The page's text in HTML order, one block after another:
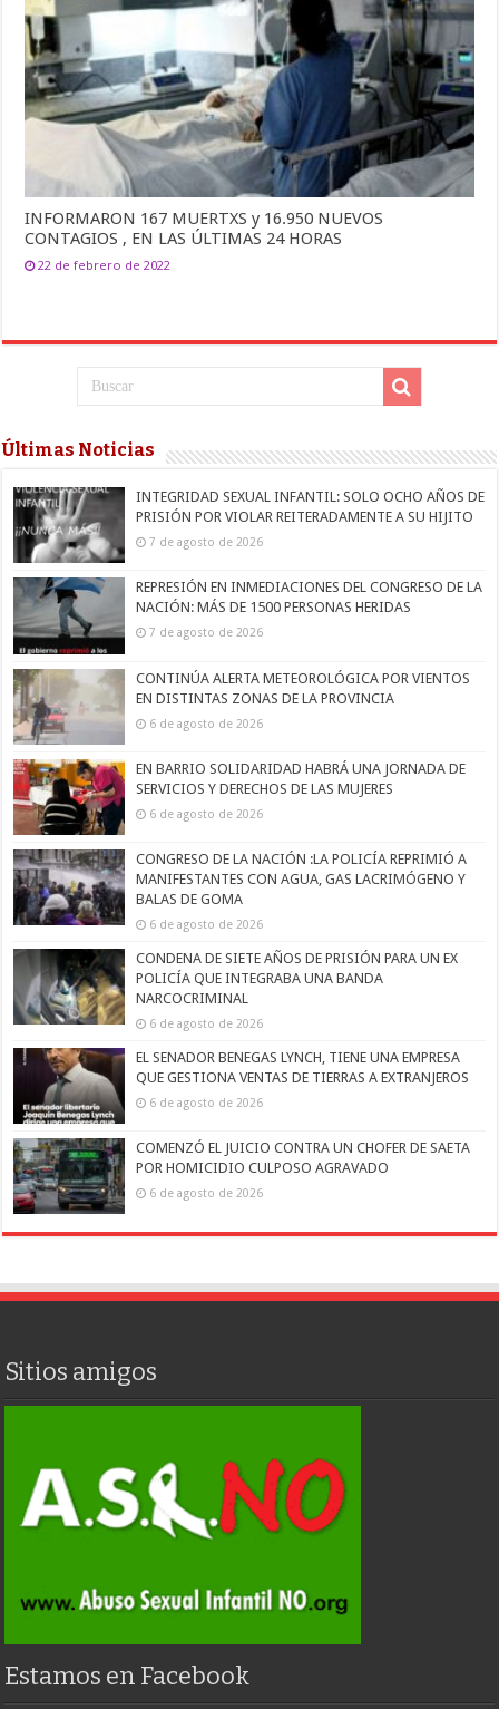
INFORMARON 167 MUERTXS y 16.950 NUEVOS
CONTAGIOS , EN LAS ÚLTIMAS 24 HORAS
22 de febrero de 2022
Últimas Noticias
INTEGRIDAD SEXUAL INFANTIL: SOLO OCHO AÑOS DE
PRISIÓN POR VIOLAR REITERADAMENTE A SU HIJITO
7 de agosto de 2026
REPRESIÓN EN INMEDIACIONES DEL CONGRESO DE LA
NACIÓN: MÁS DE 1500 PERSONAS HERIDAS
7 de agosto de 2026
CONTINÚA ALERTA METEOROLÓGICA POR VIENTOS
EN DISTINTAS ZONAS DE LA PROVINCIA
6 de agosto de 2026
EN BARRIO SOLIDARIDAD HABRÁ UNA JORNADA DE
SERVICIOS Y DERECHOS DE LAS MUJERES
6 de agosto de 2026
CONGRESO DE LA NACIÓN :LA POLICÍA REPRIMIÓ A
MANIFESTANTES CON AGUA, GAS LACRIMÓGENO Y
BALAS DE GOMA
6 de agosto de 2026
CONDENA DE SIETE AÑOS DE PRISIÓN PARA UN EX
POLICÍA QUE INTEGRABA UNA BANDA
NARCOCRIMINAL
6 de agosto de 2026
EL SENADOR BENEGAS LYNCH, TIENE UNA EMPRESA
QUE GESTIONA VENTAS DE TIERRAS A EXTRANJEROS
6 de agosto de 2026
COMENZÓ EL JUICIO CONTRA UN CHOFER DE SAETA
POR HOMICIDIO CULPOSO AGRAVADO
6 de agosto de 2026
Sitios amigos
Estamos en Facebook